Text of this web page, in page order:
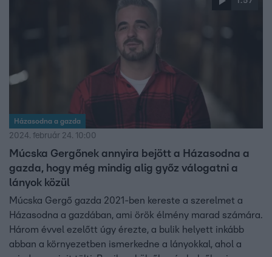
Házasodna a gazda
2024. február 24. 10:00
Múcska Gergőnek annyira bejött a Házasodna a
gazda, hogy még mindig alig győz válogatni a
lányok közül
Múcska Gergő gazda 2021-ben kereste a szerelmet a
Házasodna a gazdában, ami örök élmény marad számára.
Három évvel ezelőtt úgy érezte, a bulik helyett inkább
abban a környezetben ismerkedne a lányokkal, ahol a